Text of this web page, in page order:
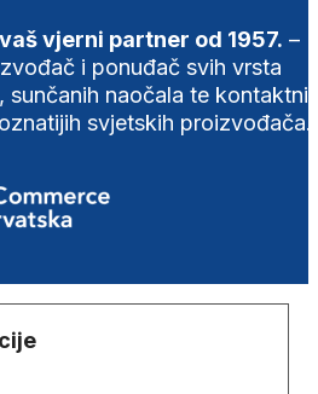
vjerni partner od 1957. –
i ponuđač svih vrsta
sunčanih naočala te
svjetskih proizvođača.